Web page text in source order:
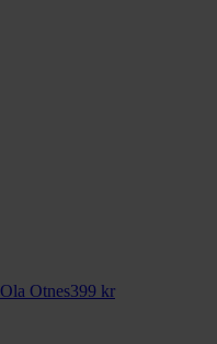
Ola Otnes399 kr